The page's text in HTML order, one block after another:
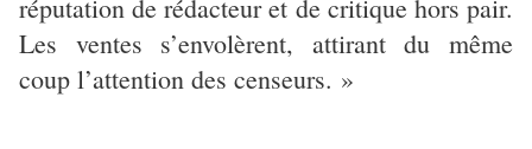
réputation de rédacteur et de critique hors pair.
Les ventes s’envolèrent, attirant du même
coup l’attention des censeurs. »